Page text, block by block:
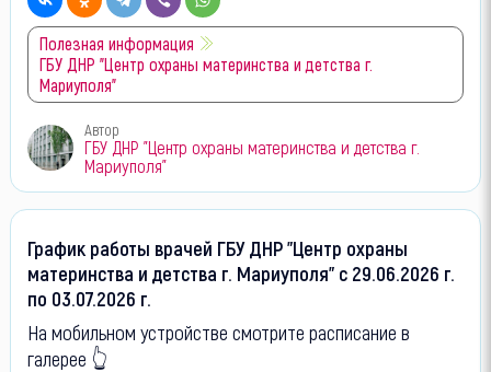
Полезная информация
ГБУ ДНР "Центр охраны материнства и детства г.
Мариуполя"
Автор
ГБУ ДНР "Центр охраны материнства и детства г.
Мариуполя"
График работы врачей ГБУ ДНР "Центр охраны
материнства и детства г. Мариуполя" c 29.06.2026 г.
по 03.07.2026 г.
На мобильном устройстве смотрите расписание в
галерее 👆